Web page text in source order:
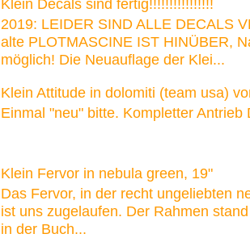
Klein Decals sind fertig!!!!!!!!!!!!!!!!
2019: LEIDER SIND ALLE DECALS
alte PLOTMASCINE IST HINÜBER,
möglich! Die Neuauflage der Klei...
Klein Attitude in dolomiti (team usa)
Einmal "neu" bitte. Kompletter Antrieb
Klein Fervor in nebula green, 19"
Das Fervor, in der recht ungeliebten
ist uns zugelaufen. Der Rahmen
in der Buch...